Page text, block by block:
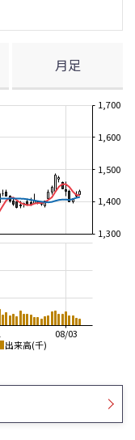
月足
出来高(千)
08/03
1,300
1,400
1,500
1,600
1,700
1,600
1,800
1,800
2,000
2,200